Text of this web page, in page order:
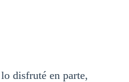
disfruté en parte,